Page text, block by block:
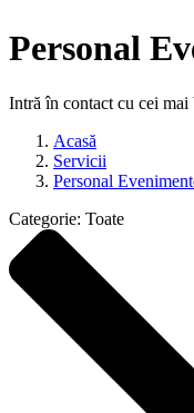
Personal
Intră în contact cu cei
Acasă
Servicii
Personal
Categorie: Toate